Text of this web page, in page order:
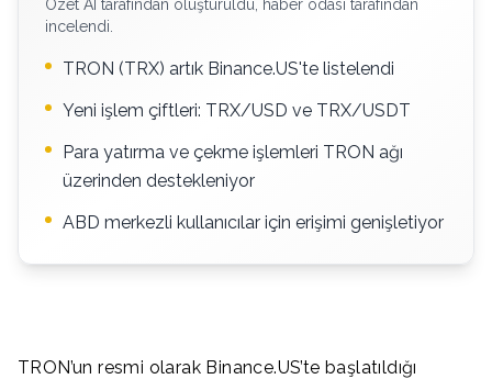
Özet AI tarafından oluşturuldu, haber odası tarafından
incelendi.
TRON (TRX) artık Binance.US'te listelendi
Yeni işlem çiftleri: TRX/USD ve TRX/USDT
Para yatırma ve çekme işlemleri TRON ağı
üzerinden destekleniyor
ABD merkezli kullanıcılar için erişimi genişletiyor
TRON’un resmi olarak Binance.US’te başlatıldığı